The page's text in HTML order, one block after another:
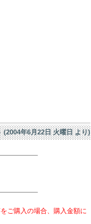
(2004年6月22日 火曜日 より)
ご購入の場合、購入金額に